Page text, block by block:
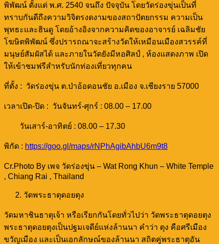
พิพัฒน์ ตั้งแต่ พ.ศ. 2540 จนถึง ปัจจุบัน โดยวัดร่องขุ่นเป็นที่
ทราบกันดีถึงความวิจิตรงดงามของสถาปัตยกรรม ความเป็น
พุทธะและฮินดู โดยอ้างอิงจากความคิดของอาจารย์ เฉลิมชัย
โฆษิตพิพัฒน์ ซึ่งปรารถณาจะสร้างวัดให้เหมือนเมืองสวรรค์ที่
มนุษย์สัมผัสได้ และภายในวัดยังมีหอศิลป์ , ห้องแสดงภาพ เปิด
ให้เข้าชมฟรีสำหรับนักท่องเที่ยวทุกคน
ที่ตั้ง : วัดร่องขุ่น ต.ป่าอ้อดอนชัย อ.เมือง จ.เชียงราย 57000
เวลาเปิด-ปิด : วันจันทร์-ศุกร์ : 08.00 – 17.00
วันเสาร์-อาทิตย์ : 08.00 – 17.30
พิกัด : https://goo.gl/maps/rNPhAgibAhbU6m9t8
Cr.Photo By เพจ วัดร่องขุ่น – Wat Rong Khun – White Temple
, Chiang Rai , Thailand
วัดพระธาตุดอยตุง
วัดมหาชินธาตุเจ้า หรือเรียกกันโดยทั่วไปว่า วัดพระธาตุดอยตุง
พระธาตุดอยตุงเป็นปฐมเจดีย์แห่งล้านนา คำว่า ตุง คือศรีเมือง
ขวัญเมือง และเป็นเอกลักษณ์ของล้านนา สถิตคู่พระธาตุอัน